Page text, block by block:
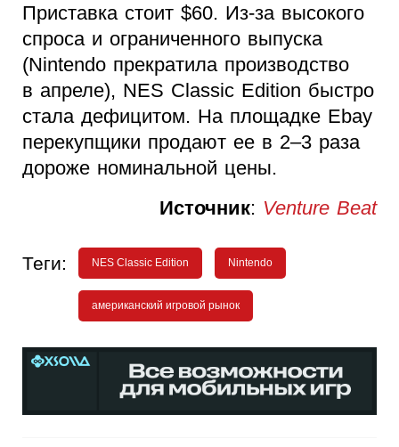
Приставка стоит $60. Из-за высокого
спроса и ограниченного выпуска
(Nintendo прекратила производство
в апреле), NES Classic Edition быстро
стала дефицитом. На площадке Ebay
перекупщики продают ее в 2–3 раза
дороже номинальной цены.
Источник: Venture Beat
Теги: NES Classic Edition Nintendo
американский игровой рынок